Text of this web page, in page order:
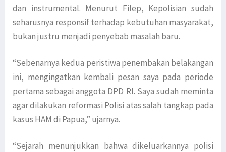
dan instrumental. Menurut Filep, Kepolisian sudah
seharusnya responsif terhadap kebutuhan masyarakat,
bukan justru menjadi penyebab masalah baru.
“Sebenarnya kedua peristiwa penembakan belakangan
ini, mengingatkan kembali pesan saya pada periode
pertama sebagai anggota DPD RI. Saya sudah meminta
agar dilakukan reformasi Polisi atas salah tangkap pada
kasus HAM di Papua,” ujarnya.
“Sejarah menunjukkan bahwa dikeluarkannya polisi